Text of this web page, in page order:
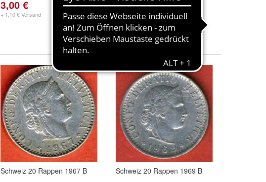
3,00 €
+ 1,10 € Versand
2,25 €
+ 1,10 € Versand
Schweiz 20 Rappen 1967 B Schweiz 20 Rappen 1969 B